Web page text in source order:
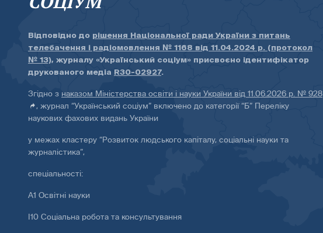
Відповідно до рішення Національної ради України з питань
телебачення і радіомовлення № 1168 від 11.04.2024 р. (протокол
№ 13), журналу «Український соціум» присвоєно ідентифікатор
друкованого медіа R30-02927.
Згідно з наказом Міністерства освіти і науки України від 11.06.2026 р. № 928
, журнал “Український соціум” включено до категорії “Б” Переліку
наукових фахових видань України
у межах кластеру “Розвиток людського капіталу, соціальні науки та
журналістика”,
спеціальності:
А1 Освітні науки
І10 Соціальна робота та консультування